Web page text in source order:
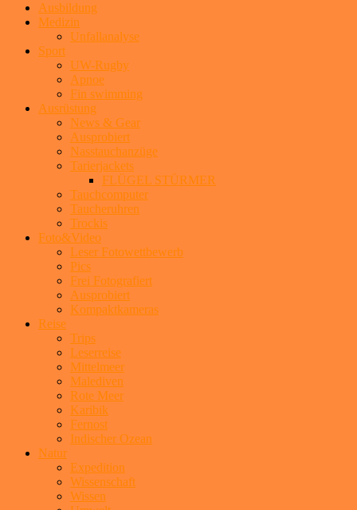
Ausbildung
Medizin
Unfallanalyse
Sport
UW-Rugby
Apnoe
Fin swimming
Ausrüstung
News & Gear
Ausprobiert
Nasstauchanzüge
Tarierjackets
FLÜGEL STÜRMER
Tauchcomputer
Taucheruhren
Trockis
Foto&Video
Leser Fotowettbewerb
Pics
Frei Fotografiert
Ausprobiert
Kompaktkameras
Reise
Trips
Leserreise
Mittelmeer
Malediven
Rote Meer
Karibik
Fernost
Indischer Ozean
Natur
Expedition
Wissenschaft
Wissen